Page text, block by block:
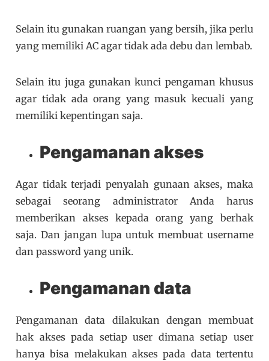
Selain itu gunakan ruangan yang bersih, jika perlu
yang memiliki AC agar tidak ada debu dan lembab.
Selain itu juga gunakan kunci pengaman khusus
agar tidak ada orang yang masuk kecuali yang
memiliki kepentingan saja.
Pengamanan akses
Agar tidak terjadi penyalah gunaan akses, maka
sebagai seorang administrator Anda harus
memberikan akses kepada orang yang berhak
saja. Dan jangan lupa untuk membuat username
dan password yang unik.
Pengamanan data
Pengamanan data dilakukan dengan membuat
hak akses pada setiap user dimana setiap user
hanya bisa melakukan akses pada data tertentu